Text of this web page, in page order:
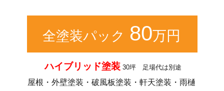
全塗装パック 80万円
ハイブリッド塗装30坪 足場代は別途
屋根・外壁塗装・破風板塗装・軒天塗装・雨樋